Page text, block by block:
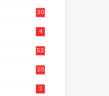
30
4
52
20
2